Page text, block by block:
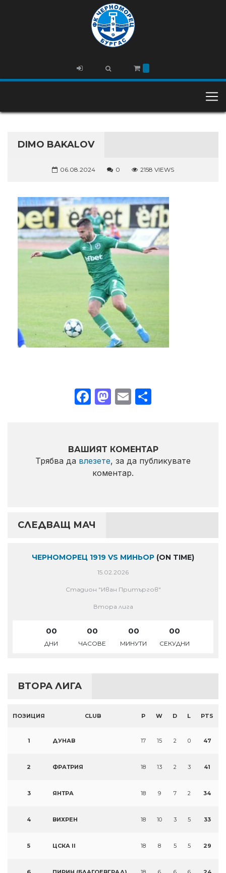
DIMO BAKALOV
06.08.2024 0 2158 VIEWS
Facebook
Mastodon
Email
ВАШИЯТ КОМЕНТАР
Трябва да влезете, за да публикувате
коментар.
СЛЕДВАЩ МАЧ
ЧЕРНОМОРЕЦ 1919 VS МИНЬОР (ON TIME)
15.02.2026
Стадион "Иван Притъргов"
Втора лига
00
ДНИ
00
ЧАСОВЕ
00
МИНУТИ
00
СЕКУДНИ
ВТОРА ЛИГА
ПОЗИЦИЯ CLUB P W D L PTS
1 ДУНАВ 17 15 2 0 47
2 ФРАТРИЯ 18 13 2 3 41
3 ЯНТРА 18 9 7 2 34
4 ВИХРЕН 18 10 3 5 33
5 ЦСКА II 18 8 5 5 29